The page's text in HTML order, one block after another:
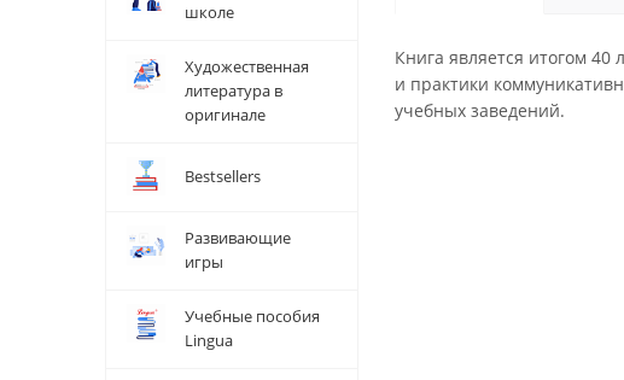
Книга является итогом
и практики
учебных заведений.
школе
Художественная
литература в
оригинале
Bestsellers
Развивающие
игры
Учебные пособия
Lingua